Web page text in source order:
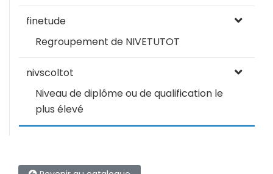
finetude
Regroupement de NIVETUTOT
nivscoltot
Niveau de diplôme ou de qualification le
plus élevé